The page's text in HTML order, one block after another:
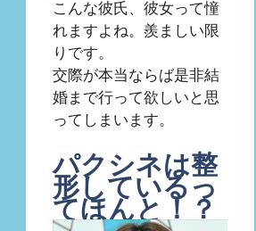
こんな彼氏、彼女って憧
れますよね。羨ましい限
りです。
交際が本当ならば是非結
婚まで行って欲しいと思
ってしまいます。
パクシネは整
形しているっ
てほんと！？